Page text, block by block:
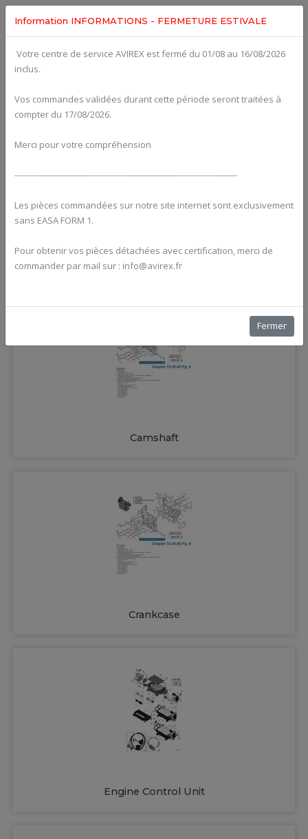
Alternators
Camshaft
Crankcase
Engine Control Unit
Information INFORMATIONS - FERMETURE ESTIVALE
Votre centre de service AVIREX est fermé du 01/08 au 16/08/2026
inclus.
Vos commandes validées durant cette période seront traitées à
compter du 17/08/2026.
Merci pour votre compréhension
---------------------------------------------------------------------------------
Les pièces commandées sur notre site internet sont exclusivement
sans EASA FORM 1.
Pour obtenir vos pièces détachées avec certification, merci de
commander par mail sur : info@avirex.fr
Fermer